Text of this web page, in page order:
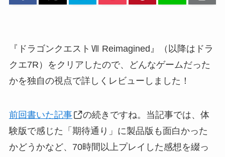
『ドラゴンクエストⅦ Reimagined』（以降はドラ
クエ7R）をクリアしたので、どんなゲームだった
かを独自の視点で詳しくレビューしました！
前回書いた記事
の続きですね。当記事では、体
験版で感じた「期待通り」に製品版も面白かった
かどうかなど、70時間以上プレイした感想を綴っ